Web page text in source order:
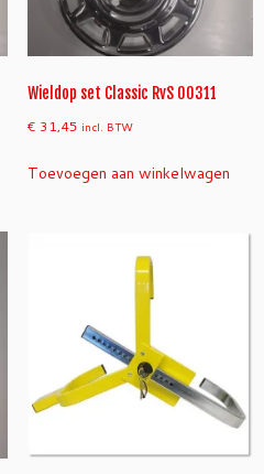
Wieldop set Classic RvS 00311
€ 31,45 incl. BTW
Toevoegen aan winkelwagen